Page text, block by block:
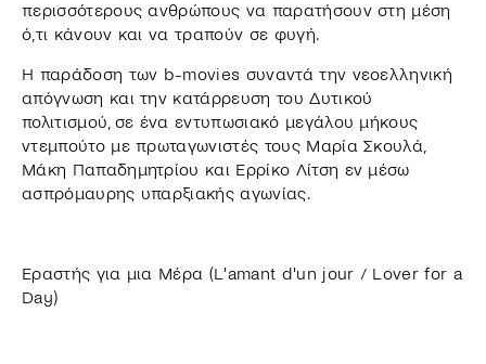
περισσότερους ανθρώπους να παρατήσουν στη μέση
ό,τι κάνουν και να τραπούν σε φυγή.
Η παράδοση των b-movies συναντά την νεοελληνική
απόγνωση και την κατάρρευση του Δυτικού
πολιτισμού, σε ένα εντυπωσιακό μεγάλου μήκους
ντεμπούτο με πρωταγωνιστές τους Μαρία Σκουλά,
Μάκη Παπαδημητρίου και Ερρίκο Λίτση εν μέσω
ασπρόμαυρης υπαρξιακής αγωνίας.
Εραστής για μια Μέρα (L'amant d'un jour / Lover for a
Day)